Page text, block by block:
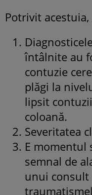
Potrivit acestuia,
întâlnite au
contuzie
plăgi la
lipsit
coloană.
Severitatea
E momentul
semnal de
unui consult